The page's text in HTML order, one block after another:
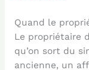
Quand le
Le propriétaire
qu’on sort du
ancienne, un